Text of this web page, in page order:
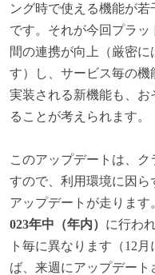
ング時で使える機能が
です。それが今回プラ
間の連携が向上（厳密
す）し、サービス毎の
実装される新機能も、
ることが考えられます。
このアップデートは、
すので、利用環境に因ら
アップデートが走ります
023年中（年内） に行わ
ト毎に異なります（12
ば、来週にアップデー